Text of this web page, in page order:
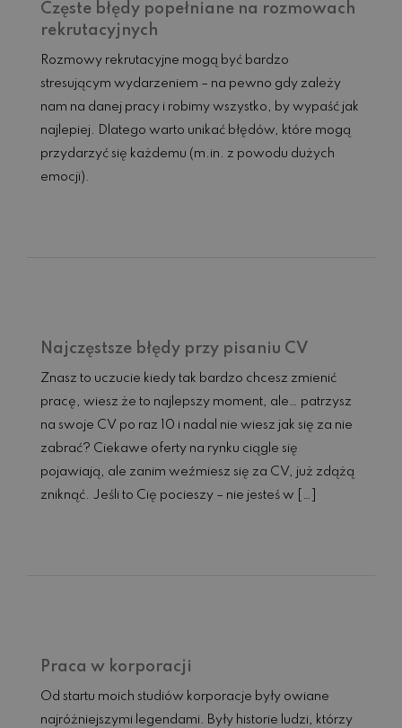
Częste błędy popełniane na rozmowach
rekrutacyjnych
Rozmowy rekrutacyjne mogą być bardzo
stresującym wydarzeniem – na pewno gdy zależy
nam na danej pracy i robimy wszystko, by wypaść jak
najlepiej. Dlatego warto unikać błędów, które mogą
przydarzyć się każdemu (m.in. z powodu dużych
emocji).
Najczęstsze błędy przy pisaniu CV
Znasz to uczucie kiedy tak bardzo chcesz zmienić
pracę, wiesz że to najlepszy moment, ale… patrzysz
na swoje CV po raz 10 i nadal nie wiesz jak się za nie
zabrać? Ciekawe oferty na rynku ciągle się
pojawiają, ale zanim weźmiesz się za CV, już zdążą
zniknąć. Jeśli to Cię pocieszy – nie jesteś w […]
Praca w korporacji
Od startu moich studiów korporacje były owiane
najróżniejszymi legendami. Były historie ludzi, którzy